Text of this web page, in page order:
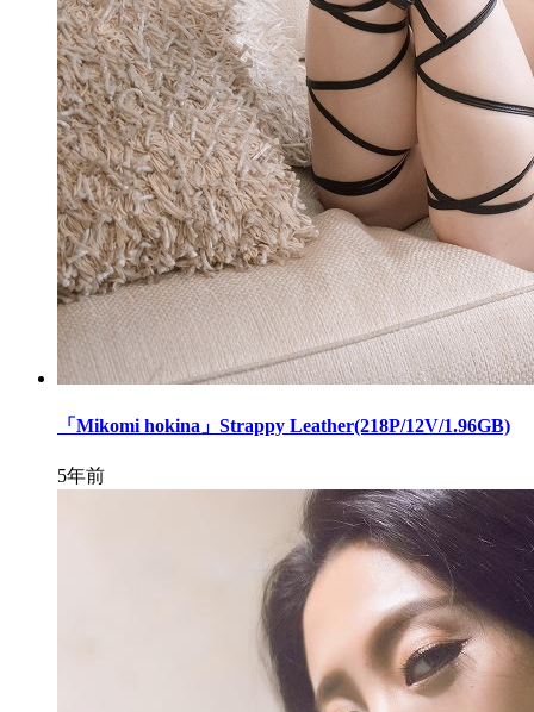
「Mikomi hokina」Strappy Leather(218P/12V/1.96GB)
5年前